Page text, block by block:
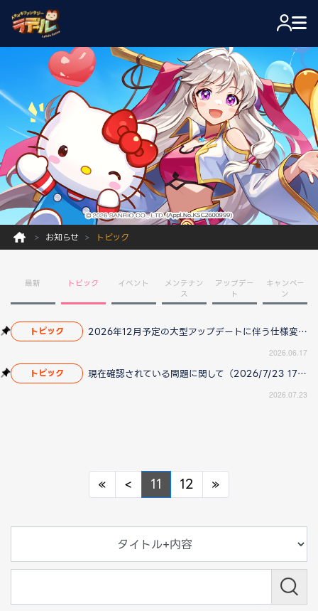
お知らせ トピック
最新 トピック イベント
メンテナン
ス
アップデー
ト
キャンペー
ン
トピック 2026年12月予定の大型アップデートに伴う仕様変更のお知らせ
2026.06.17
トピック 現在確認されている問題に関して（2026/7/23 17:00更新）
2026.07.23
« Previous
< Previous
11 12 »